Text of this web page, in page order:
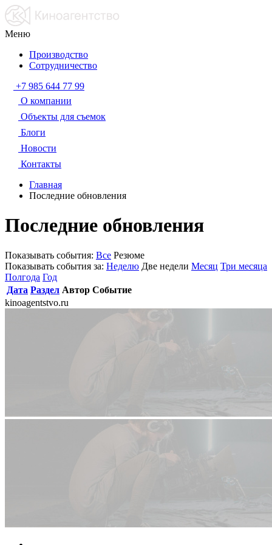
Меню
Производство
Сотрудничество
+7 985 644 77 99
О компании
Объекты для съемок
Блоги
Новости
Контакты
Главная
Последние обновления
Последние обновления
Показывать события: Все Резюме
Показывать события за: Неделю Две недели Месяц Три месяца
Полгода Год
Дата Раздел Автор Событие
kinoagentstvo.ru